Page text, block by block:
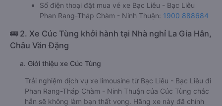
Số điện thoại đặt mua vé xe Bạc Liêu - Bạc Liêu
Phan Rang-Tháp Chàm - Ninh Thuận: 1900 888684
🚌 2. Xe Cúc Tùng khởi hành tại Nhà nghỉ La Gia Hân,
Châu Văn Đặng
a. Giới thiệu xe Cúc Tùng
Trải nghiệm dịch vụ xe limousine từ Bạc Liêu - Bạc Liêu đi
Phan Rang-Tháp Chàm - Ninh Thuận của Cúc Tùng chắc
hẳn sẽ không làm bạn thất vọng. Hãng xe này đã chính